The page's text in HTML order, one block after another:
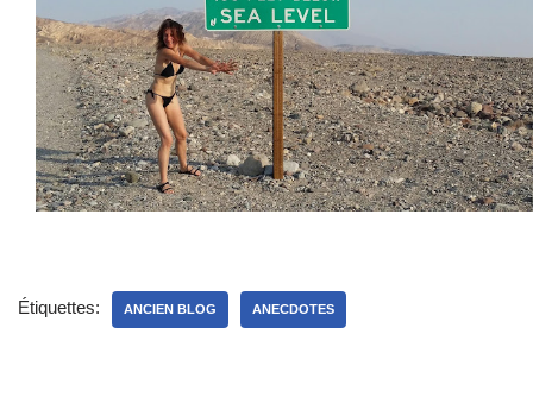
Étiquettes: ANCIEN BLOG ANECDOTES